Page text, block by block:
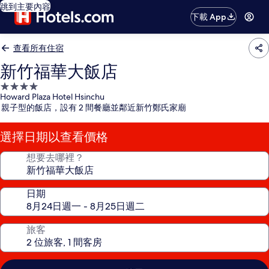
跳到主要內容
下載 App
查看所有住宿
新竹福華大飯店
4.0
星
級
住
宿
Howard Plaza Hotel Hsinchu
親子型的飯店，設有 2 間餐廳並鄰近新竹鄭氏家廟
選擇日期以查看價格
想要去哪裡？
日期
旅客